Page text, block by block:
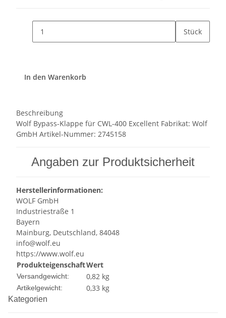
Stück
In den Warenkorb
Beschreibung
Wolf Bypass-Klappe für CWL-400 Excellent Fabrikat: Wolf
GmbH Artikel-Nummer: 2745158
Angaben zur Produktsicherheit
Herstellerinformationen:
WOLF GmbH
Industriestraße 1
Bayern
Mainburg, Deutschland, 84048
info@wolf.eu
https://www.wolf.eu
ProdukteigenschaftWert
Versandgewicht: 0,82 kg
Artikelgewicht: 0,33 kg
Kategorien